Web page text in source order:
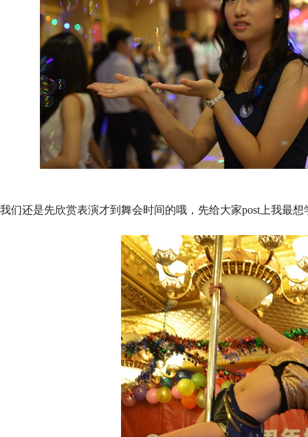
我们还是先欣赏表演才到舞会时间的哦，先给大家post上我最想